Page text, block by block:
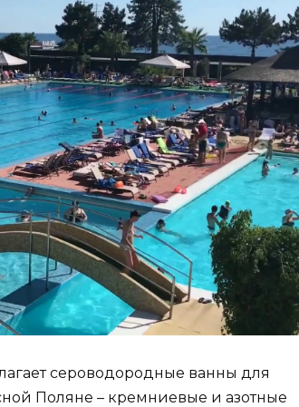
сероводородные ванны для
Поляне – кремниевые и азотные